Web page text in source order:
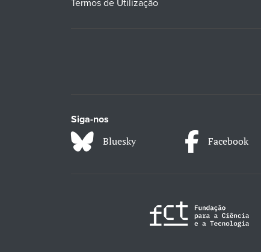
Termos de Utilização
Siga-nos
Bluesky Facebook